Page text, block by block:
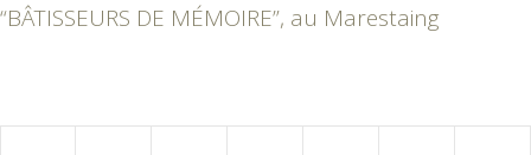
“BÂTISSEURS DE MÉMOIRE”, au Marestaing